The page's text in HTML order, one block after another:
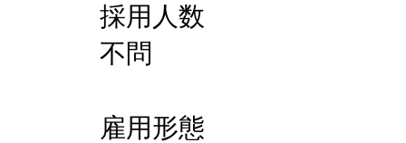
採用人数
不問
雇用形態